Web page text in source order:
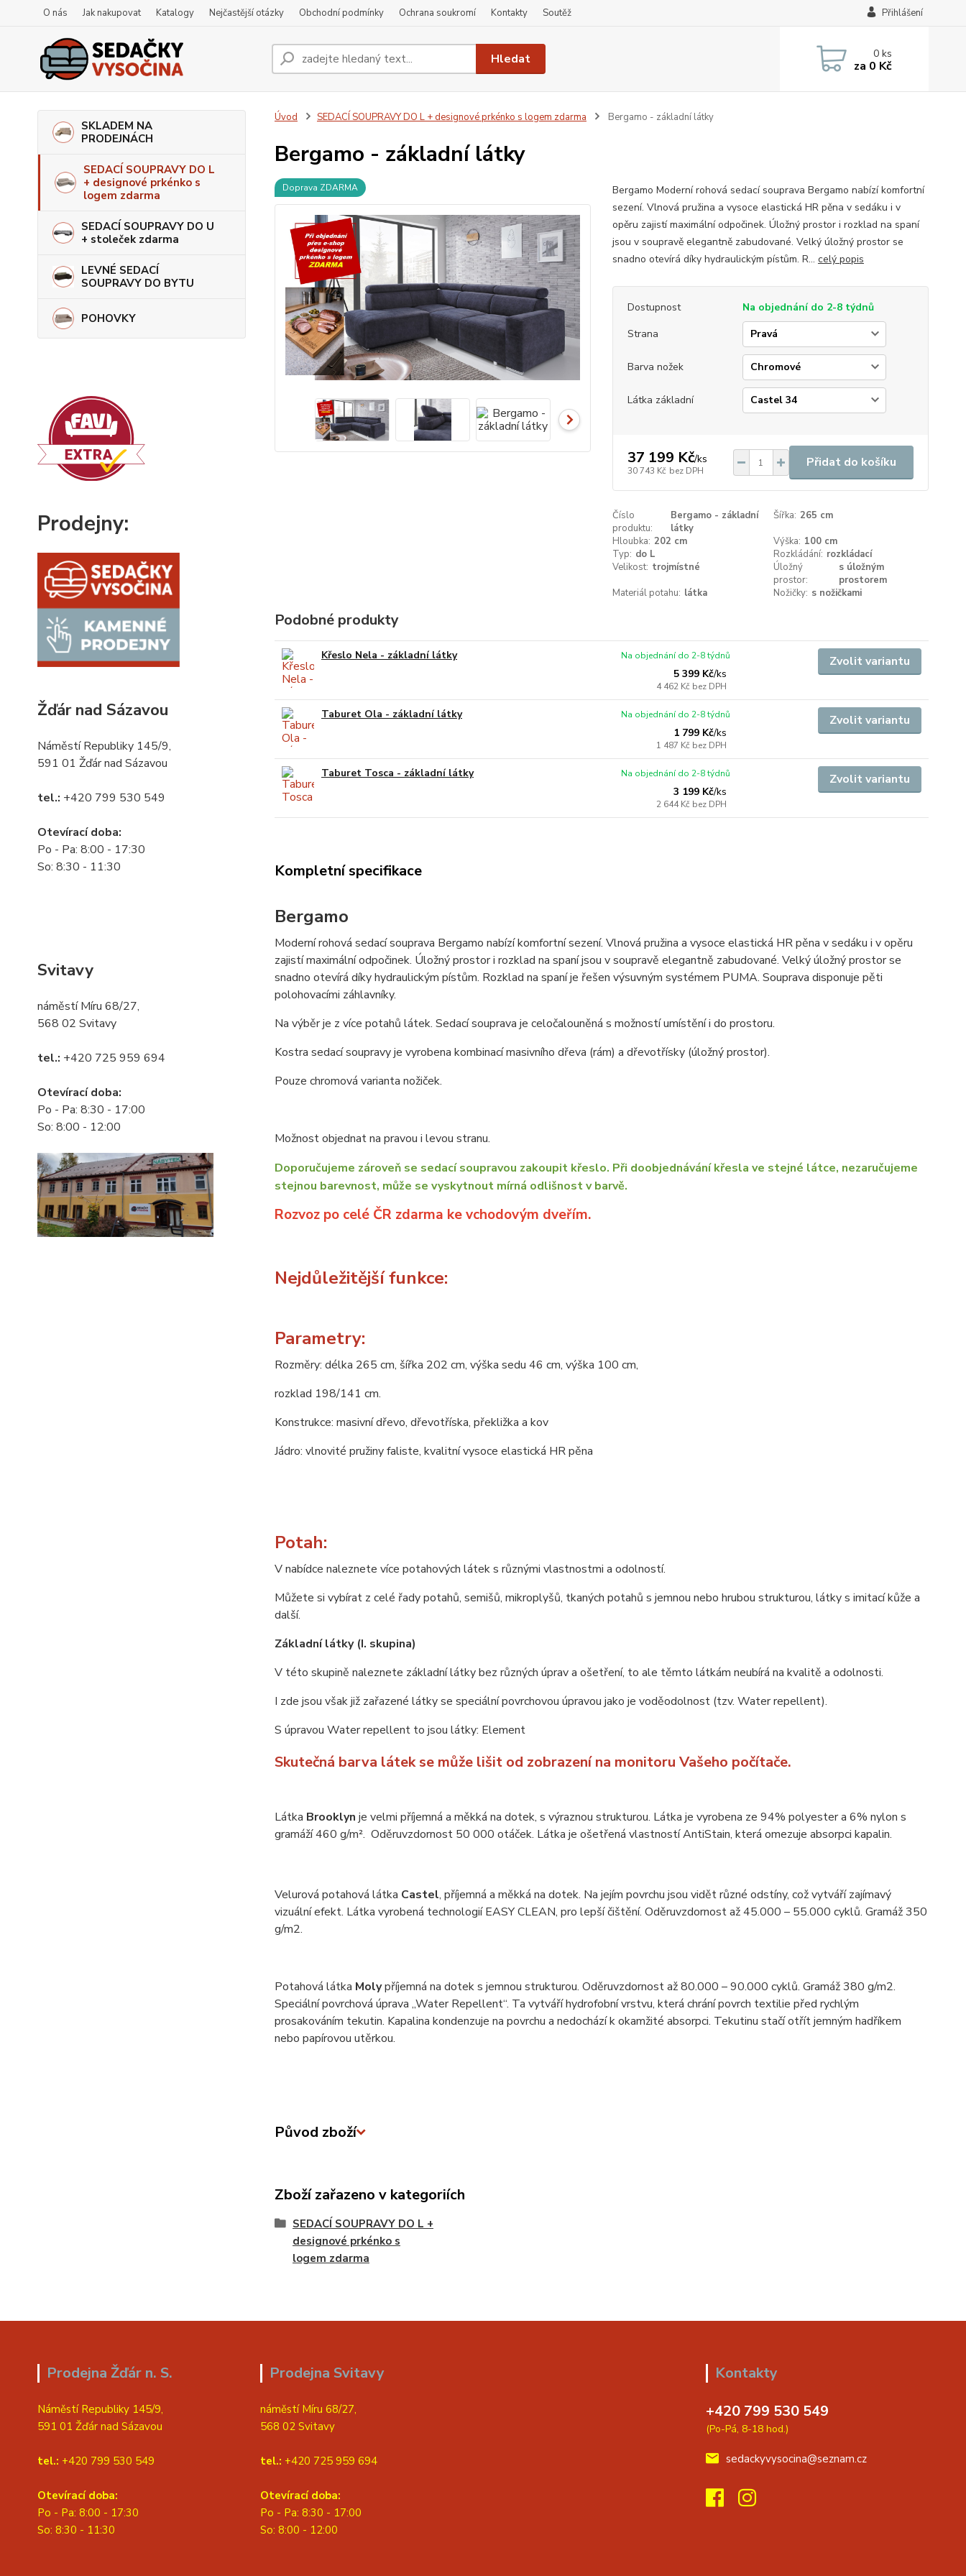
O nás Jak nakupovat Katalogy Nejčastější otázky Obchodní podmínky Ochrana soukromí Kontakty Soutěž Přihlášení
Hledat 0ks
za 0 Kč
SKLADEM NA
PRODEJNÁCH
SEDACÍ SOUPRAVY DO L
+ designové prkénko s
logem zdarma
SEDACÍ SOUPRAVY DO U
+ stoleček zdarma
LEVNÉ SEDACÍ
SOUPRAVY DO BYTU
POHOVKY
Prodejny:
Žďár nad Sázavou
Náměstí Republiky 145/9,
591 01 Žďár nad Sázavou
tel.: +420 799 530 549
Otevírací doba:
Po - Pa: 8:00 - 17:30
So: 8:30 - 11:30
Svitavy
náměstí Míru 68/27,
568 02 Svitavy
tel.: +420 725 959 694
Otevírací doba:
Po - Pa: 8:30 - 17:00
So: 8:00 - 12:00
Úvod SEDACÍ SOUPRAVY DO L + designové prkénko s logem zdarma Bergamo - základní látky
Bergamo - základní látky
Doprava ZDARMA
Bergamo Moderní rohová sedací souprava Bergamo nabízí komfortní
sezení. Vlnová pružina a vysoce elastická HR pěna v sedáku i v
opěru zajistí maximální odpočinek. Úložný prostor i rozklad na spaní
jsou v soupravě elegantně zabudované. Velký úložný prostor se
snadno otevírá díky hydraulickým pístům. R... celý popis
Dostupnost
Na objednání do 2-8 týdnů
Strana
Barva nožek
Látka základní
37 199 Kč/ks
30 743 Kč bez DPH
Přidat do košíku
Číslo
produktu:
Bergamo - základní
látky
Šířka: 265 cm
Hloubka: 202 cm Výška: 100 cm
Typ: do L Rozkládání: rozkládací
Velikost: trojmístné
Úložný
prostor:
s úložným
prostorem
Materiál potahu: látka Nožičky: s nožičkami
Podobné produkty
Křeslo Nela - základní látky
5 399 Kč/ks
4 462 Kč bez DPH
Na objednání do 2-8 týdnů Zvolit variantu
Taburet Ola - základní látky
1 799 Kč/ks
1 487 Kč bez DPH
Na objednání do 2-8 týdnů Zvolit variantu
Taburet Tosca - základní látky
3 199 Kč/ks
2 644 Kč bez DPH
Na objednání do 2-8 týdnů Zvolit variantu
Kompletní specifikace
Bergamo
Moderní rohová sedací souprava Bergamo nabízí komfortní sezení. Vlnová pružina a vysoce elastická HR pěna v sedáku i v opěru
zajistí maximální odpočinek. Úložný prostor i rozklad na spaní jsou v soupravě elegantně zabudované. Velký úložný prostor se
snadno otevírá díky hydraulickým pístům. Rozklad na spaní je řešen výsuvným systémem PUMA. Souprava disponuje pěti
polohovacími záhlavníky.
Na výběr je z více potahů látek. Sedací souprava je celočalouněná s možností umístění i do prostoru.
Kostra sedací soupravy je vyrobena kombinací masivního dřeva (rám) a dřevotřísky (úložný prostor).
Pouze chromová varianta nožiček.
Možnost objednat na pravou i levou stranu.
Doporučujeme zároveň se sedací soupravou zakoupit křeslo. Při doobjednávání křesla ve stejné látce, nezaručujeme
stejnou barevnost, může se vyskytnout mírná odlišnost v barvě.
Rozvoz po celé ČR zdarma ke vchodovým dveřím.
Nejdůležitější funkce:
Parametry:
Rozměry: délka 265 cm, šířka 202 cm, výška sedu 46 cm, výška 100 cm,
rozklad 198/141 cm.
Konstrukce: masivní dřevo, dřevotříska, překližka a kov
Jádro: vlnovité pružiny faliste, kvalitní vysoce elastická HR pěna
Potah:
V nabídce naleznete více potahových látek s různými vlastnostmi a odolností.
Můžete si vybírat z celé řady potahů, semišů, mikroplyšů, tkaných potahů s jemnou nebo hrubou strukturou, látky s imitací kůže a
další.
Základní látky (I. skupina)
V této skupině naleznete základní látky bez různých úprav a ošetření, to ale těmto látkám neubírá na kvalitě a odolnosti.
I zde jsou však již zařazené látky se speciální povrchovou úpravou jako je voděodolnost (tzv. Water repellent).
S úpravou Water repellent to jsou látky: Element
Skutečná barva látek se může lišit od zobrazení na monitoru Vašeho počítače.
Látka Brooklyn je velmi příjemná a měkká na dotek, s výraznou strukturou. Látka je vyrobena ze 94% polyester a 6% nylon s
gramáží 460 g/m². Oděruvzdornost 50 000 otáček. Látka je ošetřená vlastností AntiStain, která omezuje absorpci kapalin.
Velurová potahová látka Castel, příjemná a měkká na dotek. Na jejím povrchu jsou vidět různé odstíny, což vytváří zajímavý
vizuální efekt. Látka vyrobená technologií EASY CLEAN, pro lepší čištění. Oděruvzdornost až 45.000 – 55.000 cyklů. Gramáž 350
g/m2.
Potahová látka Molypříjemná na dotek s jemnou strukturou. Oděruvzdornost až 80.000 – 90.000 cyklů. Gramáž 380 g/m2.
Speciální povrchová úprava „Water Repellent“. Ta vytváří hydrofobní vrstvu, která chrání povrch textilie před rychlým
prosakováním tekutin. Kapalina kondenzuje na povrchu a nedochází k okamžité absorpci. Tekutinu stačí otřít jemným hadříkem
nebo papírovou utěrkou.
Původ zboží
Zboží zařazeno v kategoriích
SEDACÍ SOUPRAVY DO L +
designové prkénko s
logem zdarma
Prodejna Žďár n. S.
Náměstí Republiky 145/9,
591 01 Žďár nad Sázavou
tel.: +420 799 530 549
Otevírací doba:
Po - Pa: 8:00 - 17:30
So: 8:30 - 11:30
Prodejna Svitavy
náměstí Míru 68/27,
568 02 Svitavy
tel.: +420 725 959 694
Otevírací doba:
Po - Pa: 8:30 - 17:00
So: 8:00 - 12:00
Kontakty
+420 799 530 549
(Po-Pá, 8-18 hod.)
sedackyvysocina@seznam.cz